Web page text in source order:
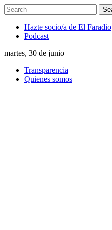
Hazte socio/a de El Faradio
Podcast
martes, 30 de junio
Transparencia
Quienes somos